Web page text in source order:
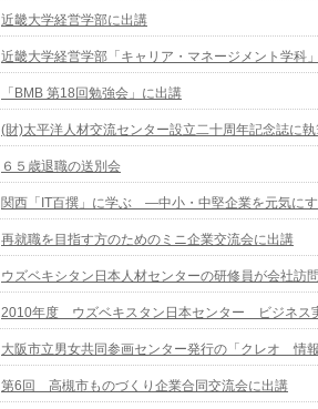
近畿大学経営学部に出講
近畿大学経営学部「キャリア・マネージメント学科
「BMB 第18回勉強会」に出講
(財)太平洋人材交流センター設立二十周年記念誌に
６５歳退職の送別会
関西「IT百撰」に学ぶ ―中小・中堅企業を元気に
再就職を目指す方のためのミニ企業交流会に出講
ウズベキシタン日本人材センターの研修員が会社訪問
2010年度 ウズベキスタン日本センター ビジネス
大阪市立男女共同参画センター発行の「クレオ 情
第6回 高槻市ものづくり企業合同交流会に出講